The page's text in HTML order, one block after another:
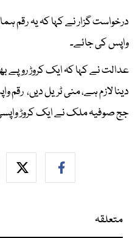
درخواست گزار نے کہا کہ یہ رقم
واپس کی جائے۔
عدالت نے کہا کہ ایک کروڑ روپے
دینا لازم ہے، منی ٹریل دیں،
جج صوفیہ ملک نے ایک کروڑ
متعلقہ